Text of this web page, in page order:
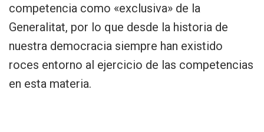
competencia como «exclusiva» de la
Generalitat, por lo que desde la historia de
nuestra democracia siempre han existido
roces entorno al ejercicio de las competencias
en esta materia.